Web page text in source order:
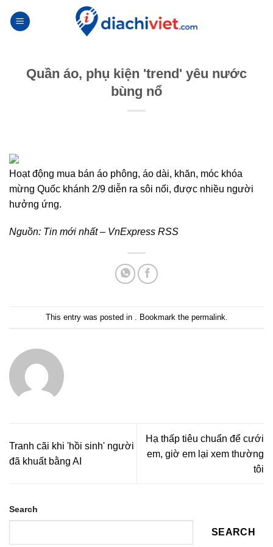
Quần áo, phụ kiện 'trend' yêu nước
bùng nổ
Hoạt động mua bán áo phông, áo dài, khăn, móc khóa
mừng Quốc khánh 2/9 diễn ra sôi nổi, được nhiều người
hưởng ứng.
Nguồn: Tin mới nhất – VnExpress RSS
This entry was posted in . Bookmark the permalink
Tranh cãi khi 'hồi sinh' người
đã khuất bằng AI
Hạ thấp tiêu chuẩn để cưới
em, giờ em lại xem thường
tôi
Search
SEARCH